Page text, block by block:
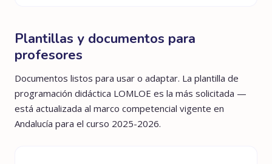
Plantillas y documentos para
profesores
Documentos listos para usar o adaptar. La plantilla de
programación didáctica LOMLOE es la más solicitada —
está actualizada al marco competencial vigente en
Andalucía para el curso 2025-2026.